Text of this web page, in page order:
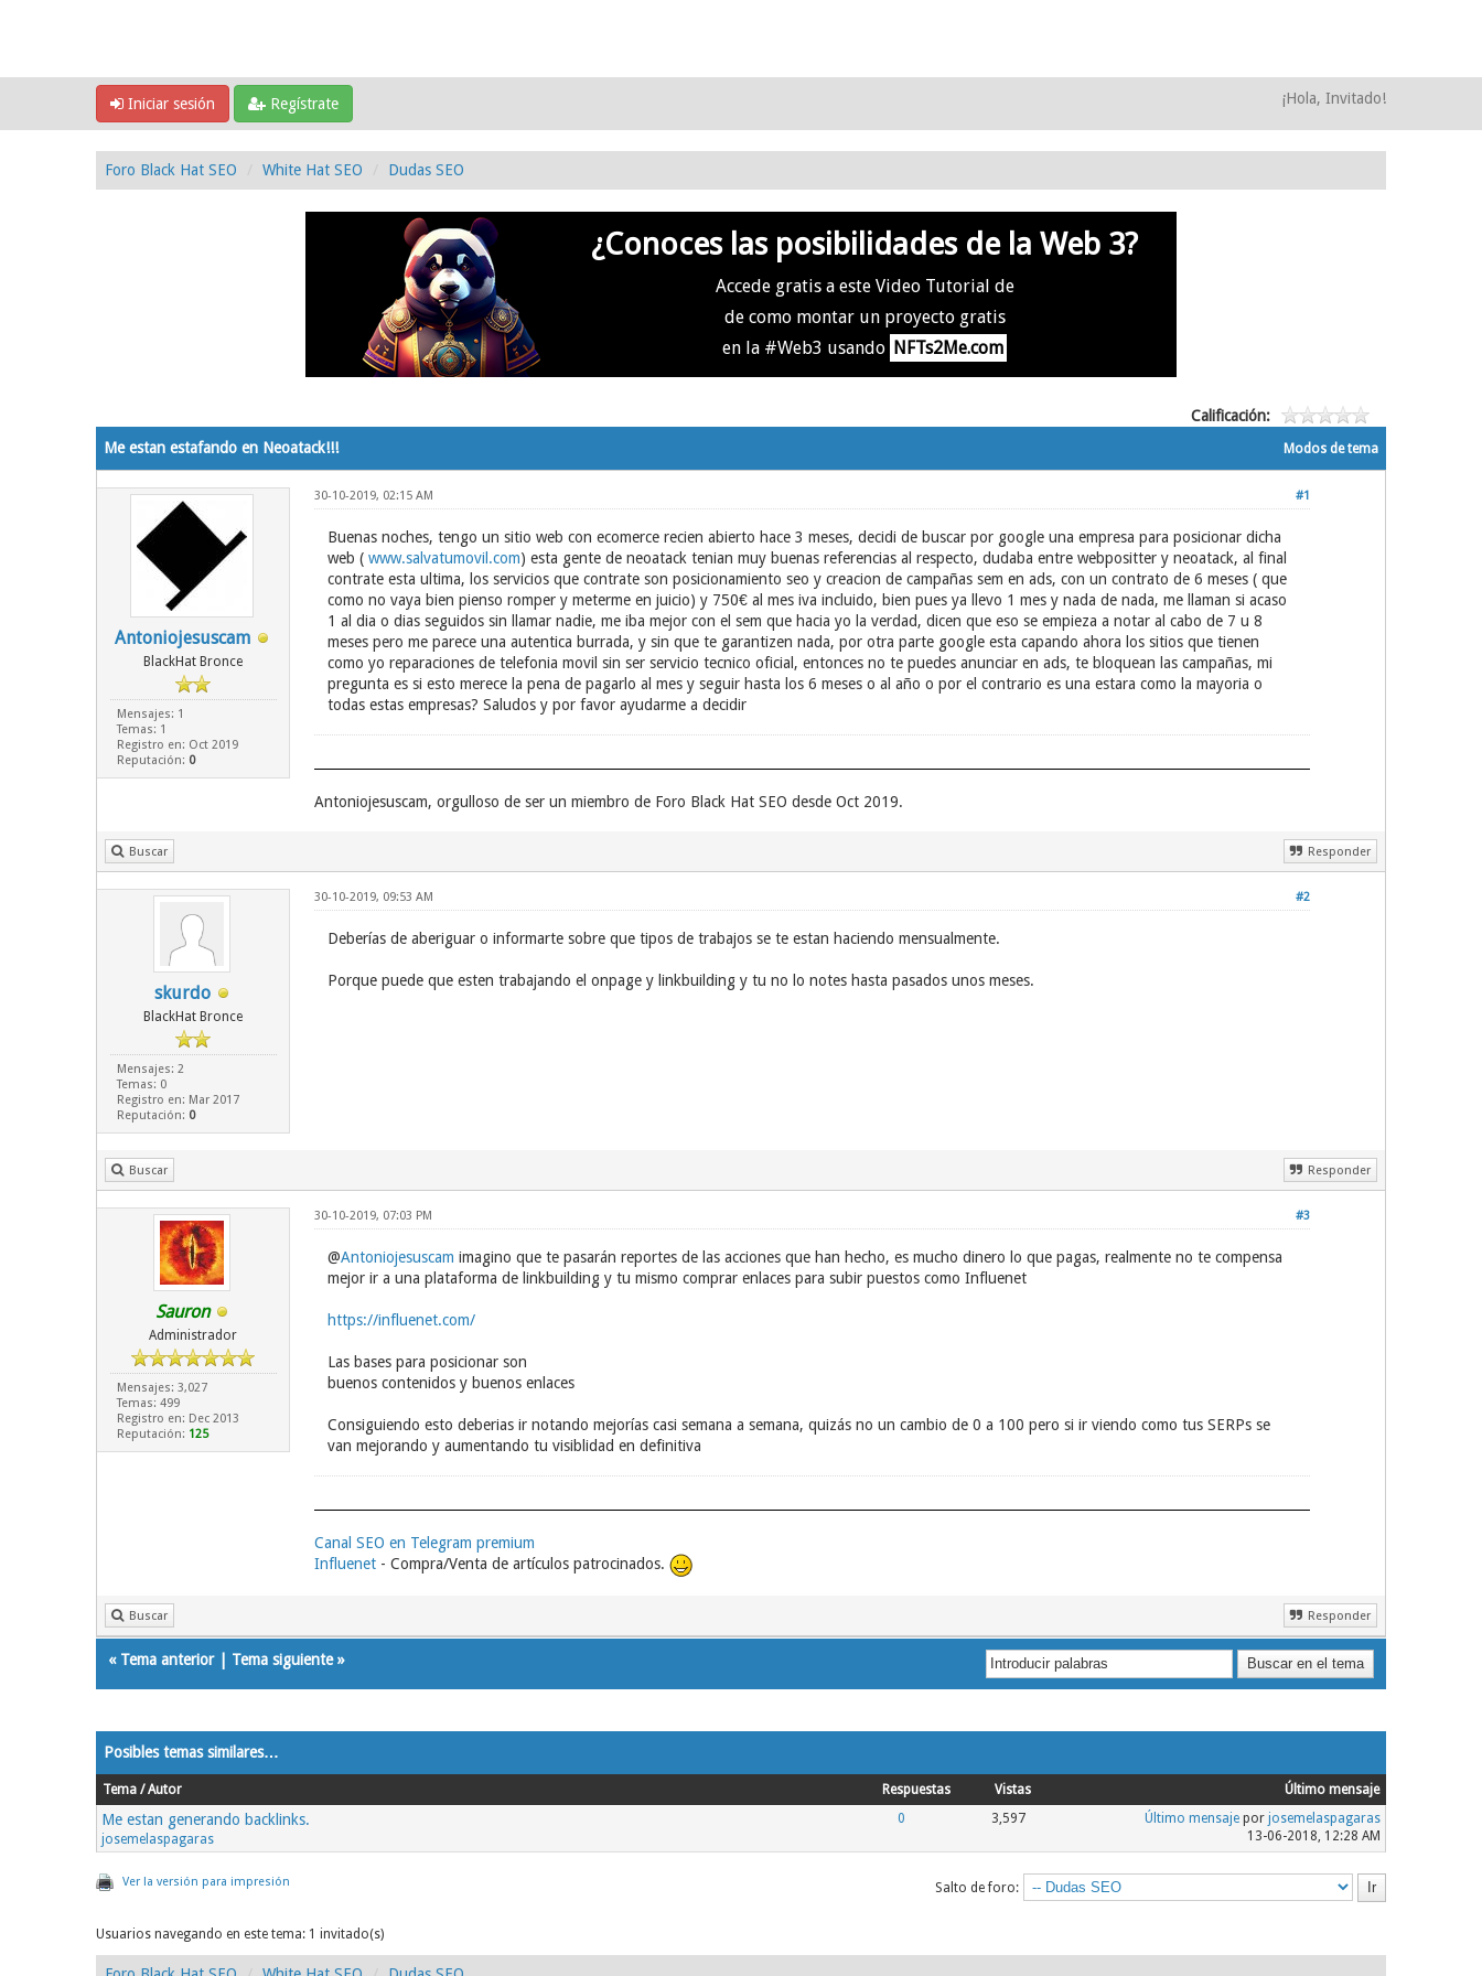
Iniciar sesión Regístrate ¡Hola, Invitado!
Foro Black Hat SEO White Hat SEO Dudas SEO
¿Conoces las posibilidades de la Web 3?
Accede gratis a este Video Tutorial de
de como montar un proyecto gratis
en la #Web3 usando NFTs2Me.com
Calificación:
Modos de tema
Me estan estafando en Neoatack!!!
Antoniojesuscam
BlackHat Bronce
Mensajes: 1
Temas: 1
Registro en: Oct 2019
Reputación: 0
#1
30-10-2019, 02:15 AM
Buenas noches, tengo un sitio web con ecomerce recien abierto hace 3 meses, decidi de buscar por google una empresa para posicionar dicha
web ( www.salvatumovil.com) esta gente de neoatack tenian muy buenas referencias al respecto, dudaba entre webpositter y neoatack, al final
contrate esta ultima, los servicios que contrate son posicionamiento seo y creacion de campañas sem en ads, con un contrato de 6 meses ( que
como no vaya bien pienso romper y meterme en juicio) y 750€ al mes iva incluido, bien pues ya llevo 1 mes y nada de nada, me llaman si acaso
1 al dia o dias seguidos sin llamar nadie, me iba mejor con el sem que hacia yo la verdad, dicen que eso se empieza a notar al cabo de 7 u 8
meses pero me parece una autentica burrada, y sin que te garantizen nada, por otra parte google esta capando ahora los sitios que tienen
como yo reparaciones de telefonia movil sin ser servicio tecnico oficial, entonces no te puedes anunciar en ads, te bloquean las campañas, mi
pregunta es si esto merece la pena de pagarlo al mes y seguir hasta los 6 meses o al año o por el contrario es una estara como la mayoria o
todas estas empresas? Saludos y por favor ayudarme a decidir
Antoniojesuscam, orgulloso de ser un miembro de Foro Black Hat SEO desde Oct 2019.
Buscar Responder
skurdo
BlackHat Bronce
Mensajes: 2
Temas: 0
Registro en: Mar 2017
Reputación: 0
#2
30-10-2019, 09:53 AM
Deberías de aberiguar o informarte sobre que tipos de trabajos se te estan haciendo mensualmente.
Porque puede que esten trabajando el onpage y linkbuilding y tu no lo notes hasta pasados unos meses.
Buscar Responder
Sauron
Administrador
Mensajes: 3,027
Temas: 499
Registro en: Dec 2013
Reputación: 125
#3
30-10-2019, 07:03 PM
@Antoniojesuscam imagino que te pasarán reportes de las acciones que han hecho, es mucho dinero lo que pagas, realmente no te compensa
mejor ir a una plataforma de linkbuilding y tu mismo comprar enlaces para subir puestos como Influenet
https://influenet.com/
Las bases para posicionar son
buenos contenidos y buenos enlaces
Consiguiendo esto deberias ir notando mejorías casi semana a semana, quizás no un cambio de 0 a 100 pero si ir viendo como tus SERPs se
van mejorando y aumentando tu visiblidad en definitiva
Canal SEO en Telegram premium
Influenet- Compra/Venta de artículos patrocinados.
Buscar Responder
« Tema anterior| Tema siguiente»
Posibles temas similares…
Tema / Autor Respuestas Vistas Último mensaje
Me estan generando backlinks.
josemelaspagaras
0 3,597 Último mensajepor josemelaspagaras
13-06-2018, 12:28 AM
Ver la versión para impresión Salto de foro:
Usuarios navegando en este tema: 1 invitado(s)